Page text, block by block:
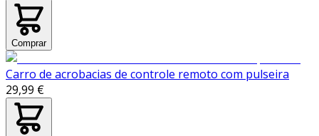
Comprar
Carro de acrobacias de controle remoto com pulseira
29,99 €